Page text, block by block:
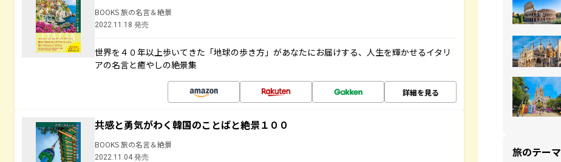
BOOKS 旅の名言＆絶景
2022.11.18 発売
世界を４０年以上歩いてきた「地球の歩き方」があなたにお届けする、人生を輝かせるイタリ
アの名言と癒やしの絶景集
詳細を見る
共感と勇気がわく韓国のことばと絶景１００
BOOKS 旅の名言＆絶景
2022.11.04 発売 旅のテーマ